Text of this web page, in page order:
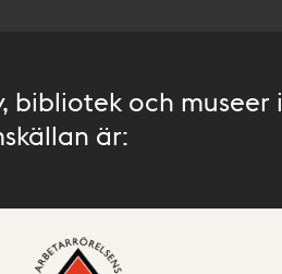
bibliotek och museer i
är: